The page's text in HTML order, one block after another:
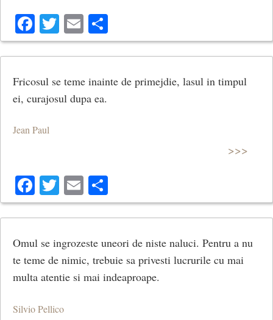
Facebook
Twitter
Email
Fricosul se teme inainte de primejdie, lasul in timpul
ei, curajosul dupa ea.
Jean Paul
>>>
Facebook
Twitter
Email
Omul se ingrozeste uneori de niste naluci. Pentru a nu
te teme de nimic, trebuie sa privesti lucrurile cu mai
multa atentie si mai indeaproape.
Silvio Pellico